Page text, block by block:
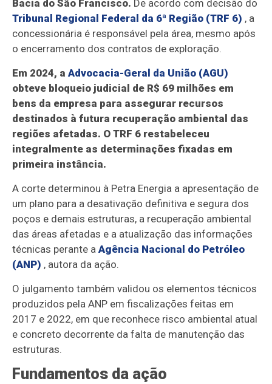
Bacia do São Francisco. De acordo com decisão do
Tribunal Regional Federal da 6ª Região (TRF 6) , a
concessionária é responsável pela área, mesmo após
o encerramento dos contratos de exploração.
Em 2024, aAdvocacia-Geral da União (AGU)
obteve bloqueio judicial de R$ 69 milhões em
bens da empresa para assegurar recursos
destinados à futura recuperação ambiental das
regiões afetadas. O TRF 6 restabeleceu
integralmente as determinações fixadas em
primeira instância.
A corte determinou à Petra Energia a apresentação de
um plano para a desativação definitiva e segura dos
poços e demais estruturas, a recuperação ambiental
das áreas afetadas e a atualização das informações
técnicas perante aAgência Nacional do Petróleo
(ANP) , autora da ação.
O julgamento também validou os elementos técnicos
produzidos pela ANP em fiscalizações feitas em
2017 e 2022, em que reconhece risco ambiental atual
e concreto decorrente da falta de manutenção das
estruturas.
Fundamentos da ação